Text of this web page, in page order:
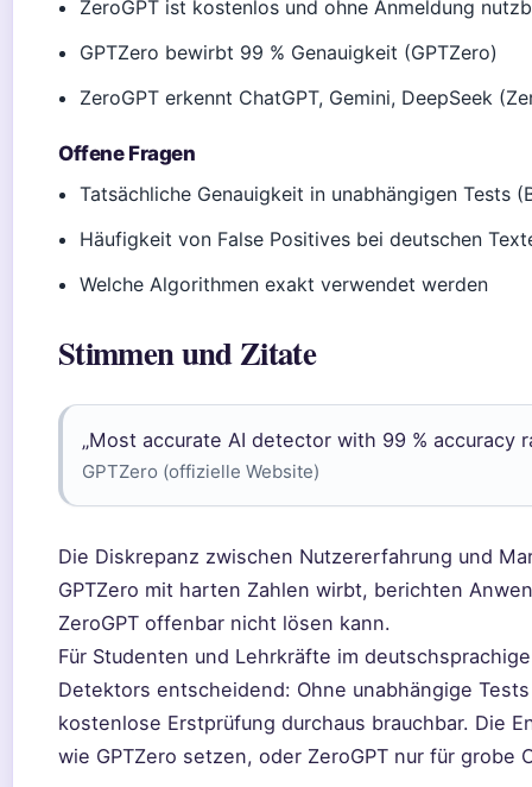
ZeroGPT ist kostenlos und ohne Anmeldung
GPTZero bewirbt 99 % Genauigkeit (GPTZero)
ZeroGPT erkennt ChatGPT, Gemini, DeepSeek
Offene Fragen
Tatsächliche Genauigkeit in unabhängigen Tests
Häufigkeit von False Positives bei deutschen
Welche Algorithmen exakt verwendet werden
Stimmen und Zitate
„Most accurate AI detector with 99 % accuracy
GPTZero (offizielle Website)
Die Diskrepanz zwischen Nutzererfahrung und
GPTZero mit harten Zahlen wirbt, berichten
ZeroGPT offenbar nicht lösen kann.
Für Studenten und Lehrkräfte im
Detektors entscheidend: Ohne unabhängige
kostenlose Erstprüfung durchaus brauchbar. Die
wie GPTZero setzen, oder ZeroGPT nur für grobe